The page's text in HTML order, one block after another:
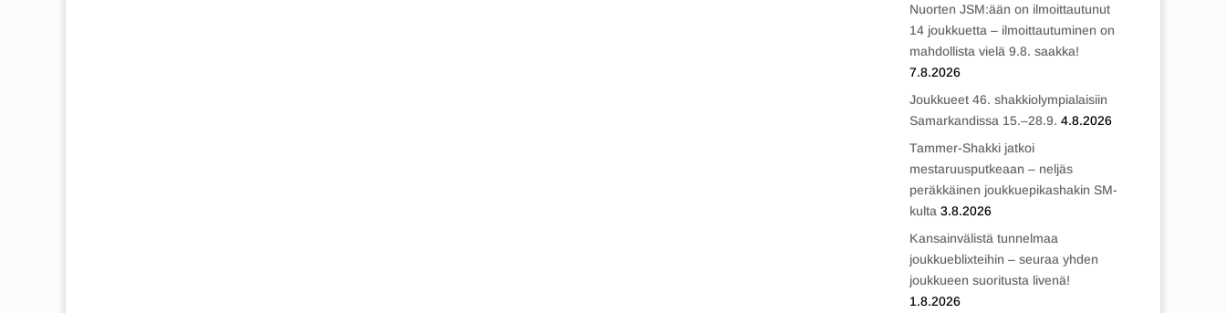
Nuorten JSM:ään on ilmoittautunut
14 joukkuetta – ilmoittautuminen on
mahdollista vielä 9.8. saakka!
7.8.2026
Joukkueet 46. shakkiolympialaisiin
Samarkandissa 15.–28.9. 4.8.2026
Tammer-Shakki jatkoi
mestaruusputkeaan – neljäs
peräkkäinen joukkuepikashakin SM-
kulta 3.8.2026
Kansainvälistä tunnelmaa
joukkueblixteihin – seuraa yhden
joukkueen suoritusta livenä!
1.8.2026